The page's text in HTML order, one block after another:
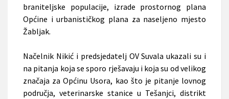
braniteljske populacije, izrade prostornog plana
Općine i urbanističkog plana za naseljeno mjesto
Žabljak.
Načelnik Nikić i predsjedatelj OV Suvala ukazali su i
na pitanja koja se sporo rješavaju i koja su od velikog
značaja za Općinu Usora, kao što je pitanje lovnog
područja, veterinarske stanice u Tešanjci, distrikt